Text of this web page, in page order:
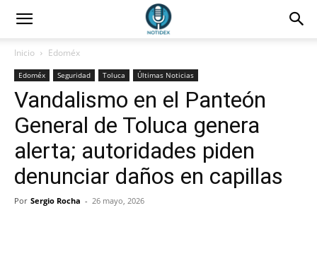
Inicio Edoméx
Edoméx Seguridad Toluca Últimas Noticias
Vandalismo en el Panteón
General de Toluca genera
alerta; autoridades piden
denunciar daños en capillas
Por Sergio Rocha - 26 mayo, 2026